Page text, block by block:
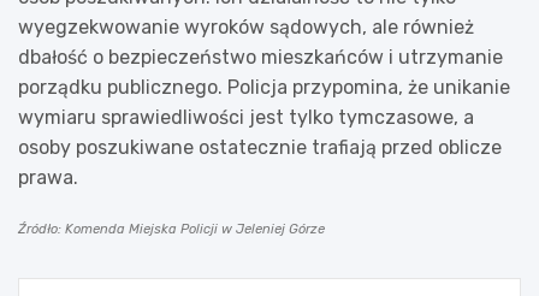
wyegzekwowanie wyroków sądowych, ale również
dbałość o bezpieczeństwo mieszkańców i utrzymanie
porządku publicznego. Policja przypomina, że unikanie
wymiaru sprawiedliwości jest tylko tymczasowe, a
osoby poszukiwane ostatecznie trafiają przed oblicze
prawa.
Źródło: Komenda Miejska Policji w Jeleniej Górze